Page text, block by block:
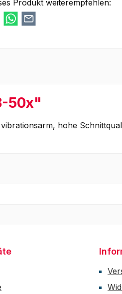
Produkt weiterempfehlen:
50x"
hohe